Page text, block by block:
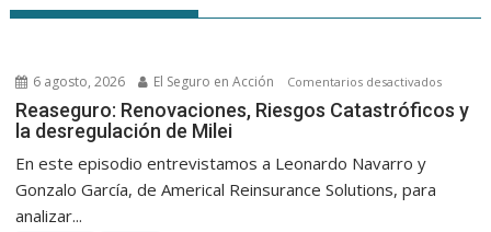
6 agosto, 2026 El Seguro en Acción Comentarios desactivadosen
Reaseguro: Renovaciones, Riesgos Catastróficos y
la desregulación de Milei
En este episodio entrevistamos a Leonardo Navarro y
Gonzalo García, de Americal Reinsurance Solutions, para
analizar...